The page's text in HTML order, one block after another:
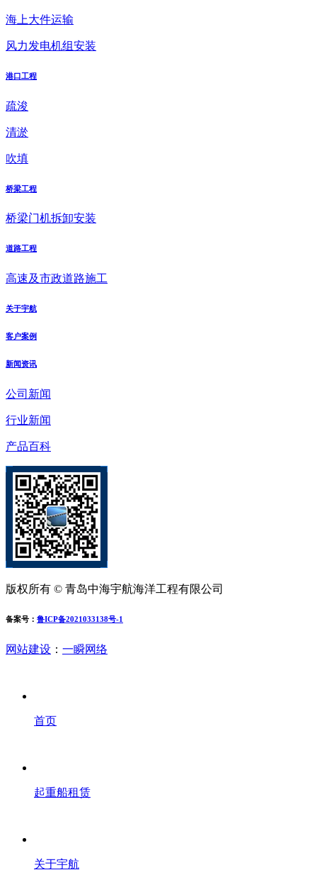
海上大件运输
风力发电机组安装
港口工程
疏浚
清淤
吹填
桥梁工程
桥梁门机拆卸安装
道路工程
高速及市政道路施工
关于宇航
客户案例
新闻资讯
公司新闻
行业新闻
产品百科
版权所有 © 青岛中海宇航海洋工程有限公司
备案号： 鲁ICP备2021033138号-1
网站建设 ： 一瞬网络
首页
起重船租赁
关于宇航